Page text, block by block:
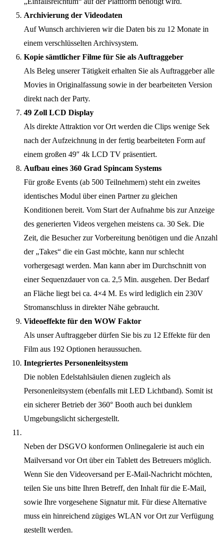
Archivierung der Videodaten
Auf Wunsch archivieren wir die Daten bis zu 12 Monate in
einem verschlüsselten Archivsystem.
Kopie sämtlicher Filme für Sie als Auftraggeber
Als Beleg unserer Tätigkeit erhalten Sie als Auftraggeber alle
Movies in Originalfassung sowie in der bearbeiteten Version
direkt nach der Party.
49 Zoll LCD Display
Als direkte Attraktion vor Ort werden die Clips wenige Sek
nach der Aufzeichnung in der fertig bearbeiteten Form auf
einem großen 49″ 4k LCD TV präsentiert.
Aufbau eines 360 Grad Spincam Systems
Für große Events (ab 500 Teilnehmern) steht ein zweites
identisches Modul über einen Partner zu gleichen
Konditionen bereit. Vom Start der Aufnahme bis zur Anzeige
des generierten Videos vergehen meistens ca. 30 Sek. Die
Zeit, die Besucher zur Vorbereitung benötigen und die Anzahl
der „Takes“ die ein Gast möchte, kann nur schlecht
vorhergesagt werden. Man kann aber im Durchschnitt von
einer Sequenzdauer von ca. 2,5 Min. ausgehen. Der Bedarf
an Fläche liegt bei ca. 4×4 M. Es wird lediglich ein 230V
Stromanschluss in direkter Nähe gebraucht.
Videoeffekte für den WOW Faktor
Als unser Auftraggeber dürfen Sie bis zu 12 Effekte für den
Film aus 192 Optionen heraussuchen.
Integriertes Personenleitsystem
Die noblen Edelstahlsäulen dienen zugleich als
Personenleitsystem (ebenfalls mit LED Lichtband). Somit ist
ein sicherer Betrieb der 360° Booth auch bei dunklem
Umgebungslicht sichergestellt.
Neben der DSGVO konformen Onlinegalerie ist auch ein
Mailversand vor Ort über ein Tablett des Betreuers möglich.
Wenn Sie den Videoversand per E-Mail-Nachricht möchten,
teilen Sie uns bitte Ihren Betreff, den Inhalt für die E-Mail,
sowie Ihre vorgesehene Signatur mit. Für diese Alternative
muss ein hinreichend zügiges WLAN vor Ort zur Verfügung
gestellt werden.